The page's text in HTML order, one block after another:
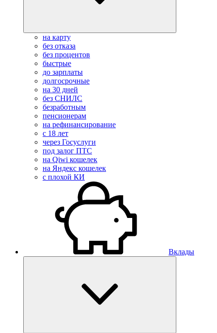
на карту
без отказа
без процентов
быстрые
до зарплаты
долгосрочные
на 30 дней
без СНИЛС
безработным
пенсионерам
на рефинансирование
с 18 лет
через Госуслуги
под залог ПТС
на Qiwi кошелек
на Яндекс кошелек
с плохой КИ
Вклады